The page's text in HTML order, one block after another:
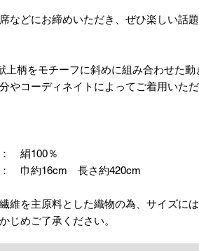
などにお締めいただき、ぜひ楽しい話
上柄をモチーフに斜めに組み合わせた
やコーディネイトによってご着用いた
絹100％
巾約16cm 長さ約420cm
維を主原料とした織物の為、サイズに
じめご了承ください。